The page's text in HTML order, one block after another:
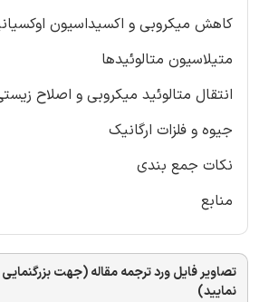
کاهش میکروبی و اکسیداسیون
متیلاسیون متالوئیدها
انتقال متالوئید میکروبی و اصلاح
جیوه و فلزات ارگانیک
نکات جمع بندی
منابع
تصاویر فایل ورد ترجمه مقاله (جهت
نمایید)